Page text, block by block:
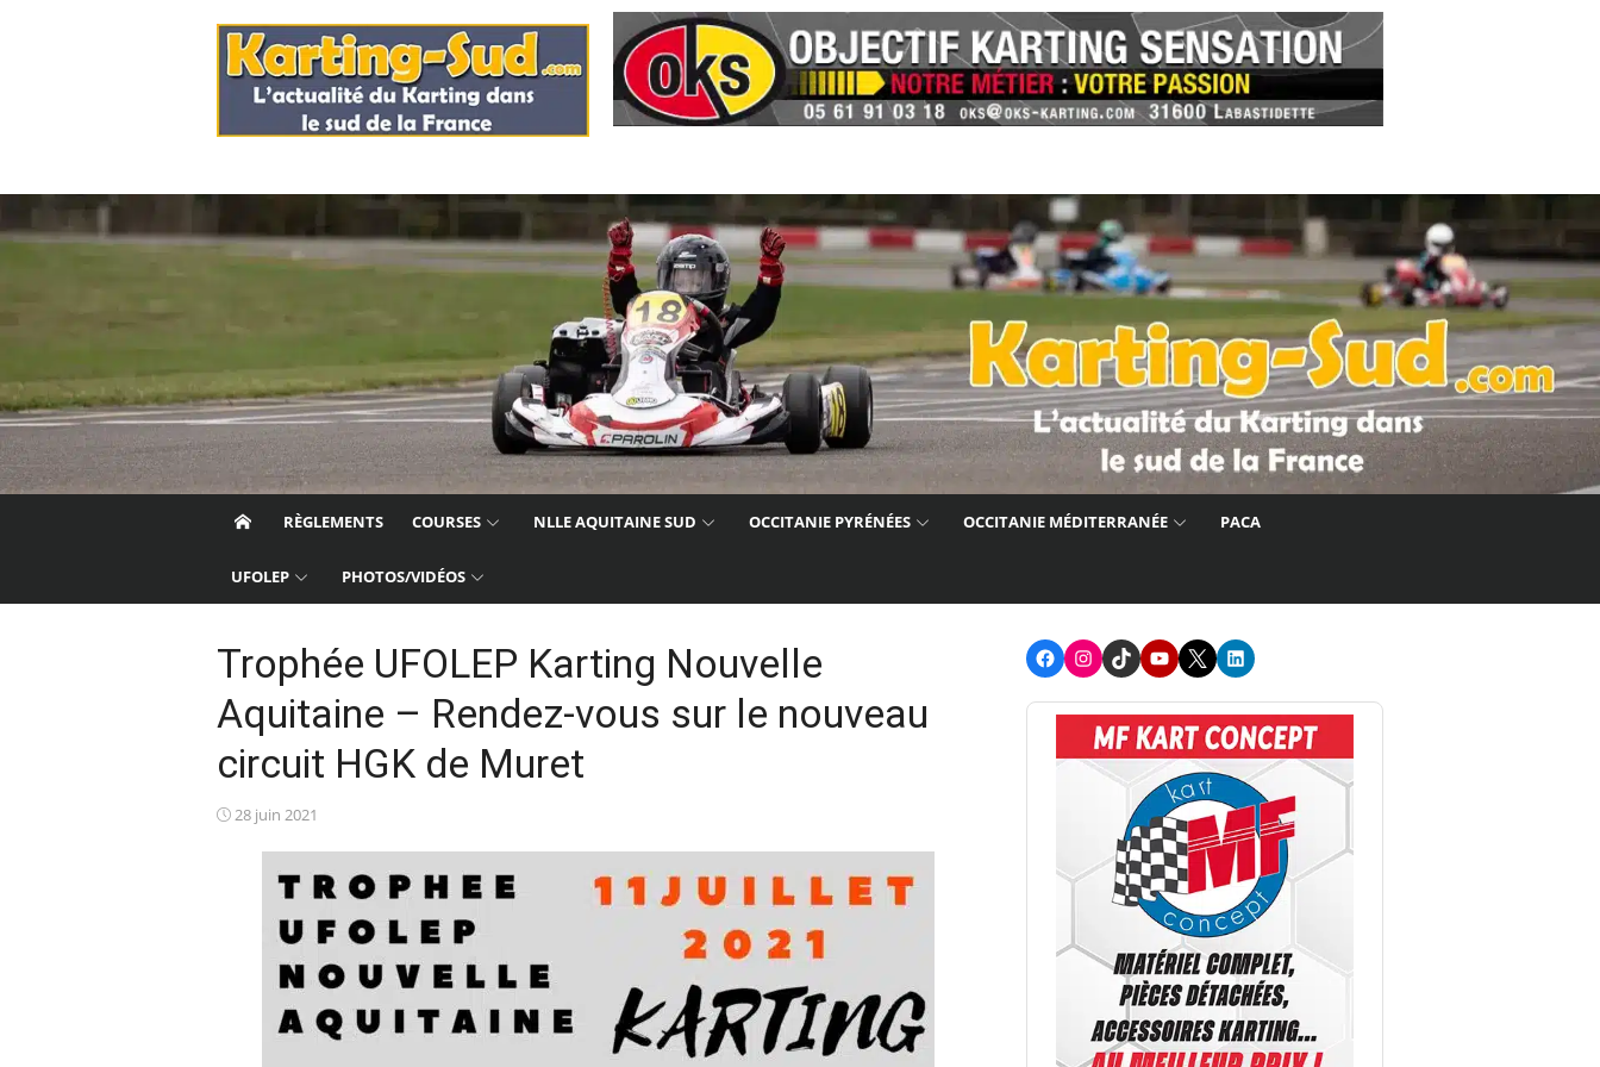
RÈGLEMENTS COURSES NLLE AQUITAINE SUD OCCITANIE PYRÉNÉES OCCITANIE MÉDITERRANÉE PACA
UFOLEP PHOTOS/VIDÉOS
Trophée UFOLEP Karting Nouvelle
Aquitaine – Rendez-vous sur le nouveau
circuit HGK de Muret
Posted
28 juin 2021
FacebookInstagram
TikTokYoutube
X LinkedIn